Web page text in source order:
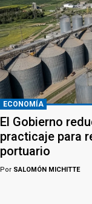
ECONOMÍA
El Gobierno
practicaje para
portuario
Por SALOMÓN MICHITTE